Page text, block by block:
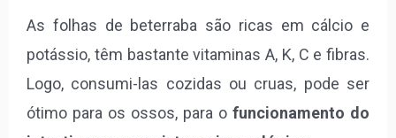
As folhas de beterraba são ricas em cálcio e
potássio, têm bastante vitaminas A, K, C e fibras.
Logo, consumi-las cozidas ou cruas, pode ser
ótimo para os ossos, para o funcionamento do